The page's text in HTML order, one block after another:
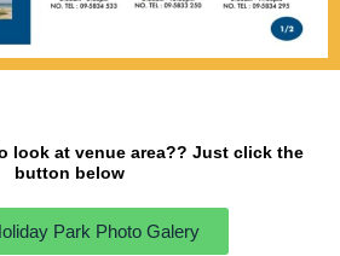
look at venue area?? Just click the
button below
Park Photo Galery